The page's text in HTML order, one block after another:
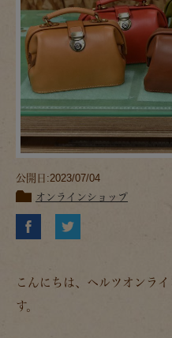
公開日:2023/07/04
オンラインショップ
こんにちは、ヘルツオンラ
す。